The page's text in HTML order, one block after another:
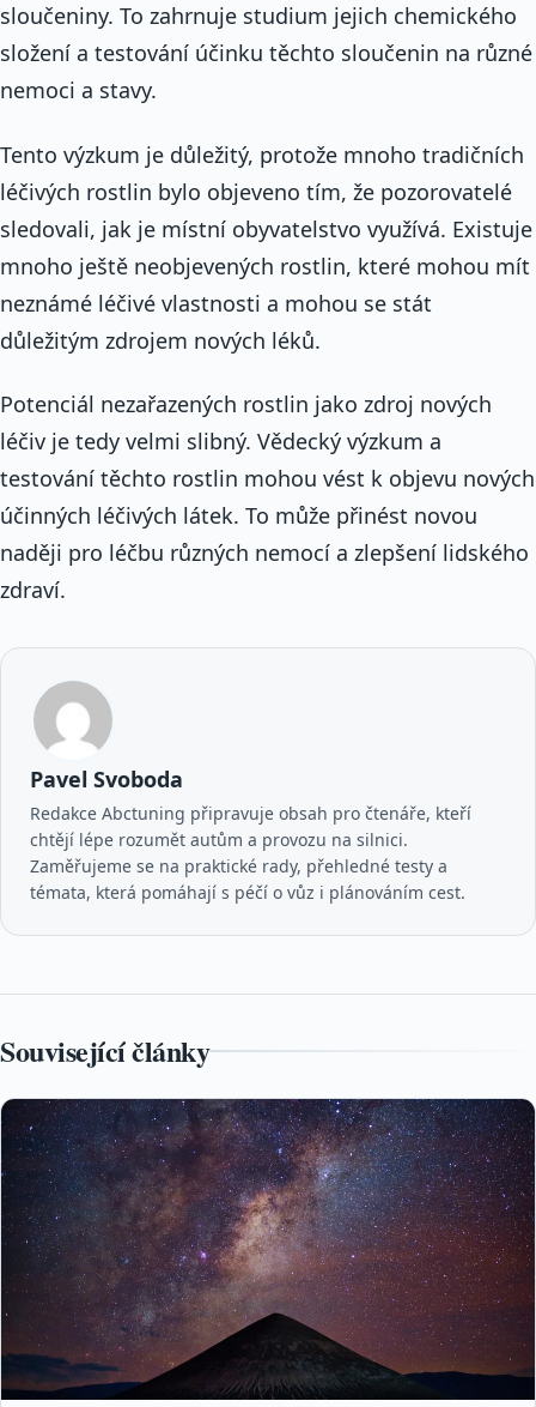
sloučeniny. To zahrnuje studium jejich chemického
složení a testování účinku těchto sloučenin na různé
nemoci a stavy.
Tento výzkum je důležitý, protože mnoho tradičních
léčivých rostlin bylo objeveno tím, že pozorovatelé
sledovali, jak je místní obyvatelstvo využívá. Existuje
mnoho ještě neobjevených rostlin, které mohou mít
neznámé léčivé vlastnosti a mohou se stát
důležitým zdrojem nových léků.
Potenciál nezařazených rostlin jako zdroj nových
léčiv je tedy velmi slibný. Vědecký výzkum a
testování těchto rostlin mohou vést k objevu nových
účinných léčivých látek. To může přinést novou
naději pro léčbu různých nemocí a zlepšení lidského
zdraví.
Pavel Svoboda
Redakce Abctuning připravuje obsah pro čtenáře, kteří
chtějí lépe rozumět autům a provozu na silnici.
Zaměřujeme se na praktické rady, přehledné testy a
témata, která pomáhají s péčí o vůz i plánováním cest.
Související články